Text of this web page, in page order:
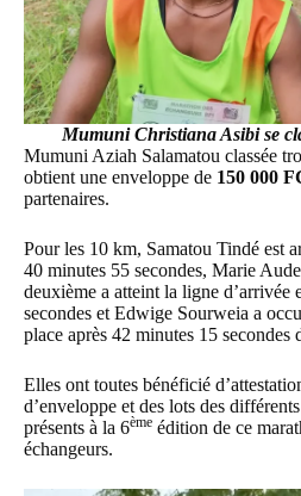
Mumuni Christiana Asibi se
Mumuni Aziah Salamatou classée
obtient une enveloppe de 150 000
partenaires.
Pour les 10 km, Samatou Tindé est
40 minutes 55 secondes, Marie
deuxième a atteint la ligne d’arrivée
secondes et Edwige Sourweia a
place après 42 minutes 15 secondes
Elles ont toutes bénéficié
d’enveloppe et des lots des
présents à la 6ème édition de ce
échangeurs.